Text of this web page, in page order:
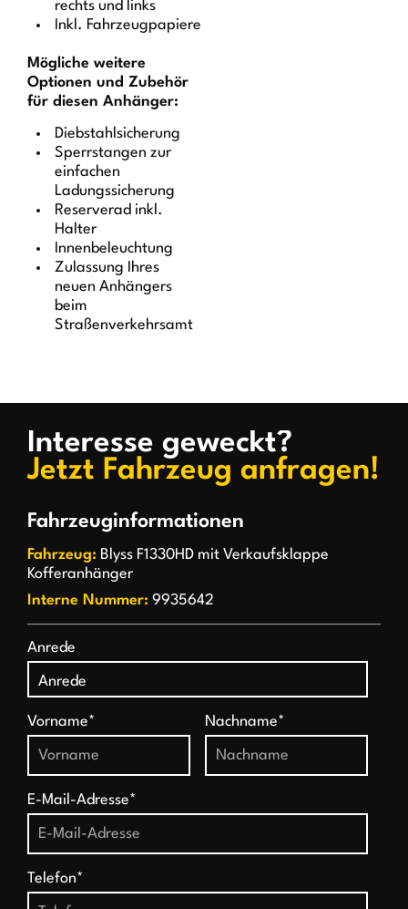
rechts und links
Inkl. Fahrzeugpapiere
Mögliche weitere
Optionen und Zubehör
für diesen Anhänger:
Diebstahlsicherung
Sperrstangen zur
einfachen
Ladungssicherung
Reserverad inkl.
Halter
Innenbeleuchtung
Zulassung Ihres
neuen Anhängers
beim
Straßenverkehrsamt
Interesse geweckt?
Jetzt Fahrzeug anfragen!
Fahrzeuginformationen
Fahrzeug: Blyss F1330HD mit Verkaufsklappe
Kofferanhänger
Interne Nummer: 9935642
Anrede
Vorname* Nachname*
E-Mail-Adresse*
Telefon*